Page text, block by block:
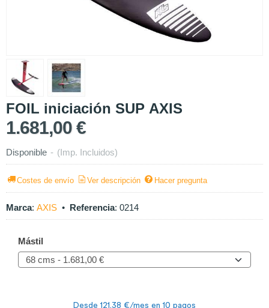
FOIL iniciación SUP AXIS
1.681,00 €
Disponible - (Imp. Incluidos)
Costes de envío Ver descripción Hacer pregunta
Marca: AXIS • Referencia: 0214
Mástil